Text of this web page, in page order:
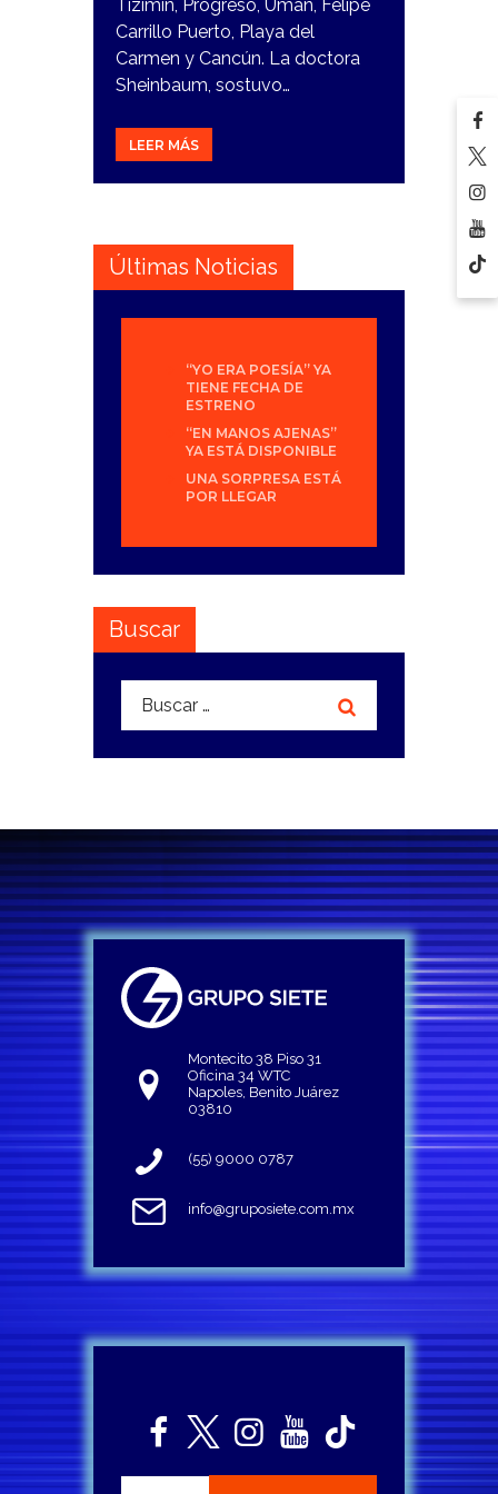
Tizimín, Progreso, Umán, Felipe
Carrillo Puerto, Playa del
Carmen y Cancún. La doctora
Sheinbaum, sostuvo…
LEER MÁS
Últimas Noticias
“YO ERA POESÍA” YA
TIENE FECHA DE
ESTRENO
“EN MANOS AJENAS”
YA ESTÁ DISPONIBLE
UNA SORPRESA ESTÁ
POR LLEGAR
Buscar
Buscar:
Montecito 38 Piso 31
Oficina 34 WTC
Napoles, Benito Juárez
03810
(55) 9000 0787
info@gruposiete.com.mx